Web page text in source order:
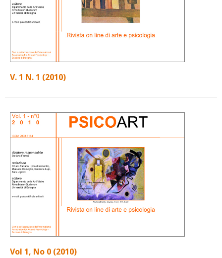
V. 1 N. 1 (2010)
Vol 1, No 0 (2010)